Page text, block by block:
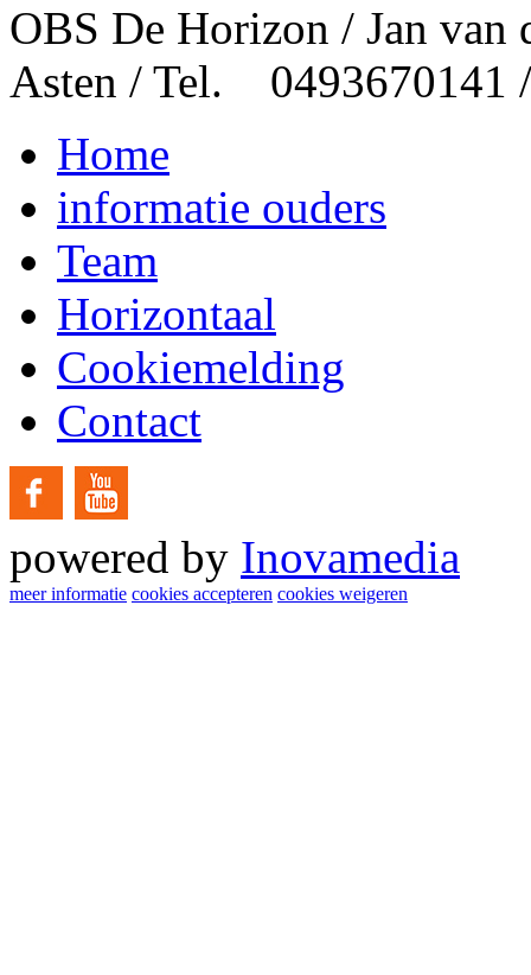
OBS De Horizon / Jan van
Asten / Tel. 0493670141
Home
informatie ouders
Team
Horizontaal
Cookiemelding
Contact
powered by Inovamedia
meer informatie cookies accepteren cookies weigeren